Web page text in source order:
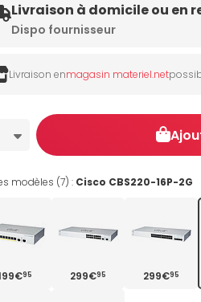
Livraison à domicile ou en
Dispo fournisseur
Livraison enmagasin materiel.net
modèles (7) : Cisco CBS220-16P-2G
95 299€95 299€95